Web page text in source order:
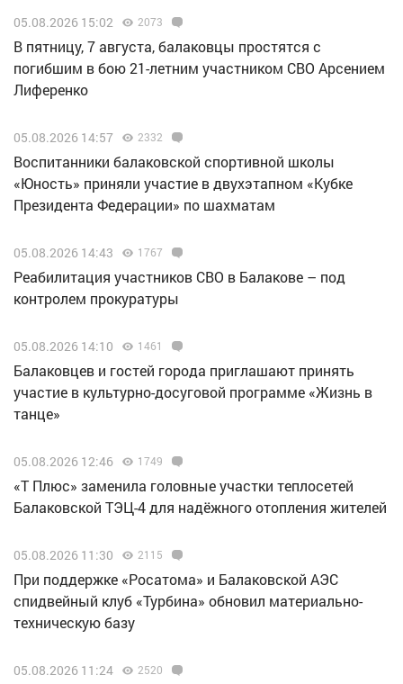
05.08.2026 15:02 2073
В пятницу, 7 августа, балаковцы простятся с
погибшим в бою 21-летним участником СВО Арсением
Лиференко
05.08.2026 14:57 2332
Воспитанники балаковской спортивной школы
«Юность» приняли участие в двухэтапном «Кубке
Президента Федерации» по шахматам
05.08.2026 14:43 1767
Реабилитация участников СВО в Балакове – под
контролем прокуратуры
05.08.2026 14:10 1461
Балаковцев и гостей города приглашают принять
участие в культурно-досуговой программе «Жизнь в
танце»
05.08.2026 12:46 1749
«Т Плюс» заменила головные участки теплосетей
Балаковской ТЭЦ-4 для надёжного отопления жителей
05.08.2026 11:30 2115
При поддержке «Росатома» и Балаковской АЭС
спидвейный клуб «Турбина» обновил материально-
техническую базу
05.08.2026 11:24 2520